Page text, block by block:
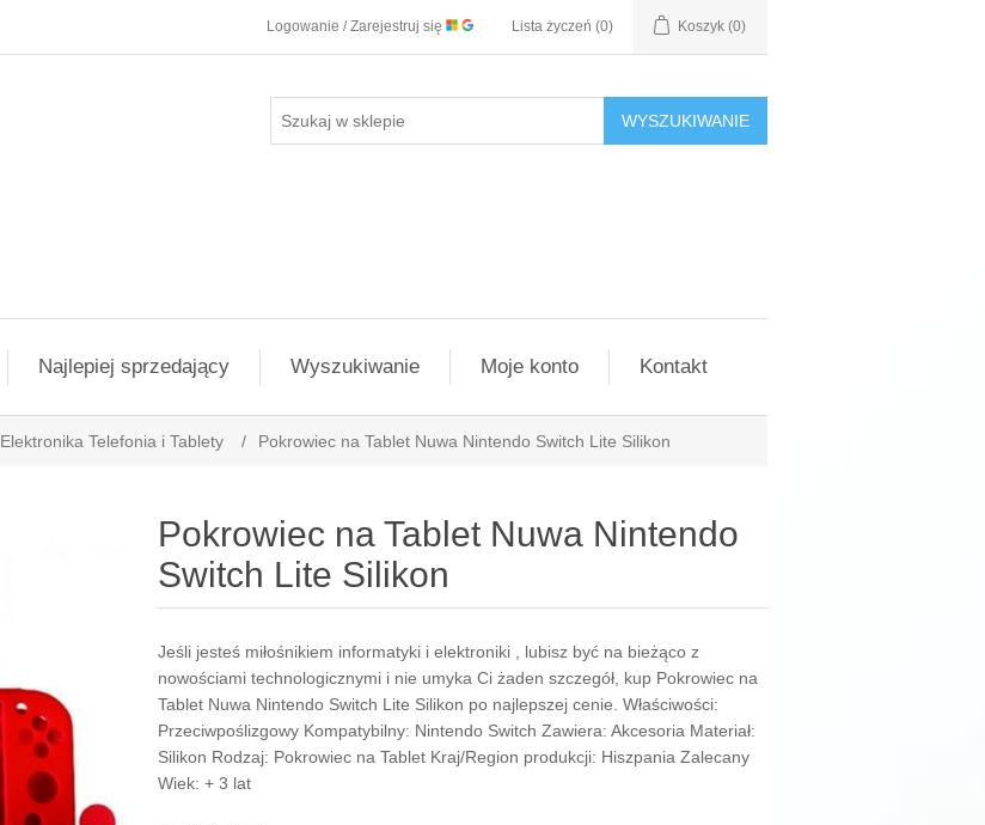
Logowanie / Zarejestruj się Lista życzeń (0) Koszyk (0)
WYSZUKIWANIE
Najlepiej sprzedający Wyszukiwanie Moje konto Kontakt
Elektronika Telefonia i Tablety / Pokrowiec na Tablet Nuwa Nintendo Switch Lite Silikon
Pokrowiec na Tablet Nuwa Nintendo
Switch Lite Silikon
Jeśli jesteś miłośnikiem informatyki i elektroniki , lubisz być na bieżąco z
nowościami technologicznymi i nie umyka Ci żaden szczegół, kup Pokrowiec na
Tablet Nuwa Nintendo Switch Lite Silikon po najlepszej cenie. Właściwości:
Przeciwpoślizgowy Kompatybilny: Nintendo Switch Zawiera: Akcesoria Materiał:
Silikon Rodzaj: Pokrowiec na Tablet Kraj/Region produkcji: Hiszpania Zalecany
Wiek: + 3 lat